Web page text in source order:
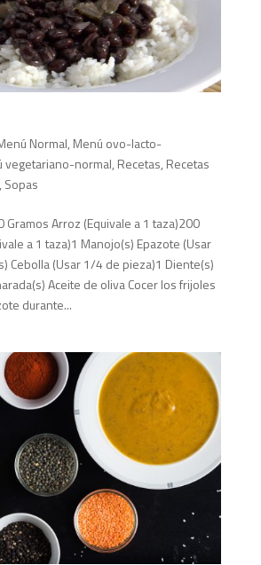
Normal, Menú ovo-lacto-
vegetariano-normal, Recetas, Recetas
, Sopas
Arroz (Equivale a 1 taza)200
a 1 taza)1 Manojo(s) Epazote (Usar
Cebolla (Usar 1/4 de pieza)1 Diente(s)
Aceite de oliva Cocer los frijoles
durante...